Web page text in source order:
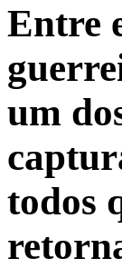
Entre
um
todos